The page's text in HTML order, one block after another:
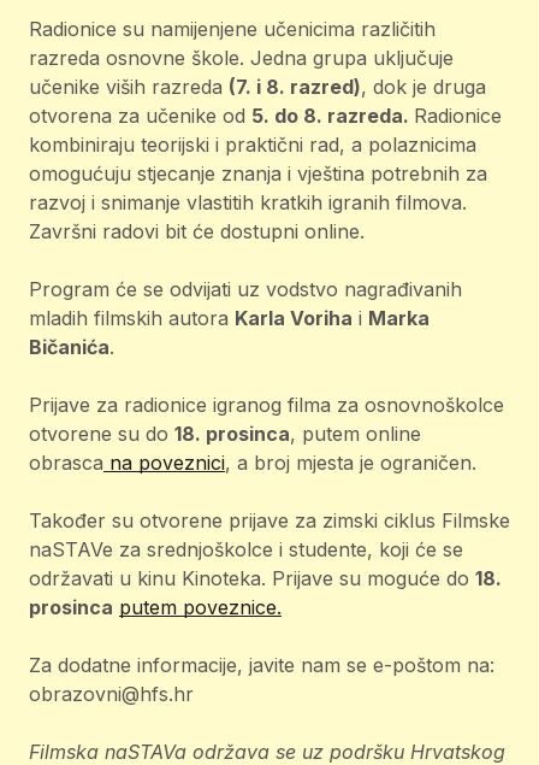
Radionice su namijenjene učenicima različitih
razreda osnovne škole. Jedna grupa uključuje
učenike viših razreda (7. i 8. razred), dok je druga
otvorena za učenike od 5. do 8. razreda. Radionice
kombiniraju teorijski i praktični rad, a polaznicima
omogućuju stjecanje znanja i vještina potrebnih za
razvoj i snimanje vlastitih kratkih igranih filmova.
Završni radovi bit će dostupni online.
Program će se odvijati uz vodstvo nagrađivanih
mladih filmskih autora Karla Voriha i Marka
Bičanića.
Prijave za radionice igranog filma za osnovnoškolce
otvorene su do 18. prosinca, putem online
obrasca na poveznici, a broj mjesta je ograničen.
Također su otvorene prijave za zimski ciklus Filmske
naSTAVe za srednjoškolce i studente, koji će se
održavati u kinu Kinoteka. Prijave su moguće do 18.
prosinca putem poveznice.
Za dodatne informacije, javite nam se e-poštom na:
obrazovni@hfs.hr
Filmska naSTAVa održava se uz podršku Hrvatskog